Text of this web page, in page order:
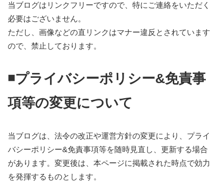
当ブログはリンクフリーですので、特にご連絡をいただく
必要はございません。
ただし、画像などの直リンクはマナー違反とされています
ので、禁止しております。
◾️プライバシーポリシー&免責事
項等の変更について
当ブログは、法令の改正や運営方針の変更により、プライ
バシーポリシー&免責事項等を随時見直し、更新する場合
があります。変更後は、本ページに掲載された時点で効力
を発揮するものとします。